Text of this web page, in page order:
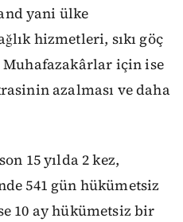
yani ülke
hizmetleri, sıkı göç
için ise
azalması ve daha
15 yılda 2 kez,
541 gün hükümetsiz
10 ay hükümetsiz bir